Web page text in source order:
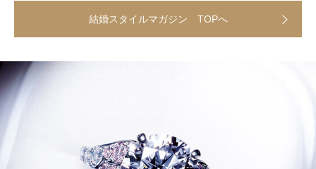
結婚スタイルマガジン TOPへ